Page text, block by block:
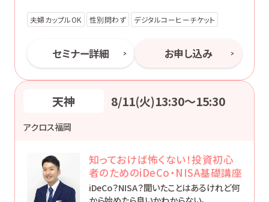
夫婦カップルOK 性別問わず デジタルコーヒーチケット
セミナー詳細 お申し込み
天神 8/11(火)13:30〜15:30
アクロス福岡
知っておけば怖くない！投資初心
者のためのiDeCo・NISA基礎講座
iDeCo？NISA？聞いたことはあるけれど何